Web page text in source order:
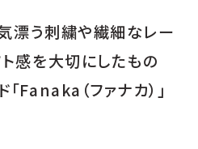
漂う刺繍や繊細なレー
ト感を大切にしたもの
Fanaka（ファナカ）」